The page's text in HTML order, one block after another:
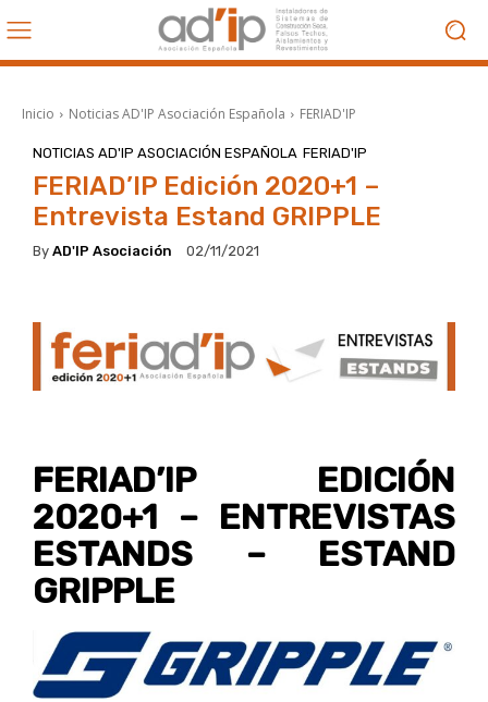
Inicio Noticias AD'IP Asociación Española FERIAD'IP
NOTICIAS AD'IP ASOCIACIÓN ESPAÑOLA FERIAD'IP
FERIAD’IP Edición 2020+1 –
Entrevista Estand GRIPPLE
By AD'IP Asociación 02/11/2021
FERIAD’IP EDICIÓN
2020+1 – ENTREVISTAS
ESTANDS – ESTAND
GRIPPLE